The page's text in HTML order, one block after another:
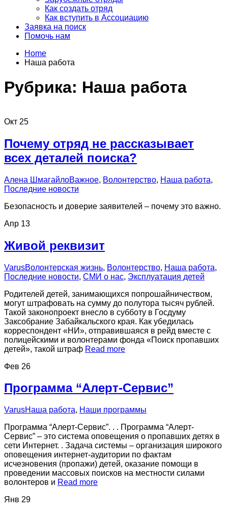
Как создать отряд
Как вступить в Ассоциацию
Заявка на поиск
Помочь нам
Home
Наша работа
Рубрика: Наша работа
Окт 25
Почему отряд не рассказывает
всех деталей поиска?
Алена ШмагайлоВажное, Волонтерство, Наша работа,
Последние новости
Безопасность и доверие заявителей – почему это важно.
Апр 13
Живой реквизит
VarusВолонтерская жизнь, Волонтерство, Наша работа,
Последние новости, СМИ о нас, Эксплуатация детей
Родителей детей, занимающихся попрошайничеством,
могут штрафовать на сумму до полутора тысяч рублей.
Такой законопроект внесло в субботу в Госдуму
Заксобрание Забайкальского края. Как убедилась
корреспондент «НИ», отправившаяся в рейд вместе с
полицейскими и волонтерами фонда «Поиск пропавших
детей», такой штраф Read more
Фев 26
Программа “Алерт-Сервис”
VarusНаша работа, Наши программы
Программа “Алерт-Сервис”. . . Программа “Алерт-
Сервис” – это система оповещения о пропавших детях в
сети Интернет. . Задача системы – организация широкого
оповещения интернет-аудитории по фактам
исчезновения (пропажи) детей, оказание помощи в
проведении массовых поисков на местности силами
волонтеров и Read more
Янв 29